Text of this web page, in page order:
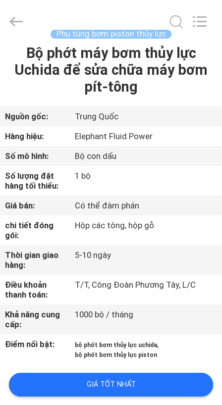
TRANG
CHỦ
SẢN
PHẨM
CHÚNG
TÔI
THAM
QUAN
NHÀ
MÁY
KIỂM
SOÁT
CHẤT
LIÊN
Elephant
Phụ tùng bơm piston thủy lực
Bộ phớt máy bơm thủy lực
Uchida để sửa chữa máy bơm
pít-tông
Nguồn gốc:
Trung Quốc
Hàng hiệu:
Elephant Fluid Power
Số mô hình:
Bộ con dấu
Số lượng đặt
hàng tối thiểu:
1 bộ
Giá bán:
Có thể đàm phán
chi tiết đóng
gói:
Hộp các tông, hộp gỗ
Thời gian giao
hàng:
5-10 ngày
Điều khoản
thanh toán:
T/T, Công Đoàn Phương Tây, L/C
Khả năng cung
cấp:
1000 bộ / tháng
Điểm nổi bật: bộ phốt bơm thủy lực uchida,
bộ phốt bơm thủy lực piston
GIÁ TỐT NHẤT